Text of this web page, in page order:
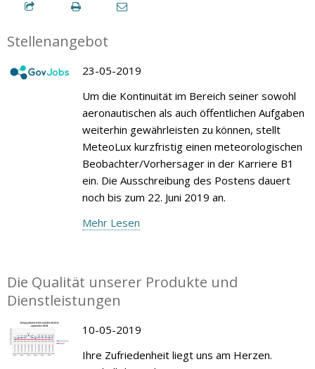
Stellenangebot
23-05-2019
Um die Kontinuität im Bereich seiner sowohl
aeronautischen als auch öffentlichen Aufgaben
weiterhin gewährleisten zu können, stellt
MeteoLux kurzfristig einen meteorologischen
Beobachter/Vorhersager in der Karriere B1
ein. Die Ausschreibung des Postens dauert
noch bis zum 22. Juni 2019 an.
Mehr Lesen
Die Qualität unserer Produkte und
Dienstleistungen
10-05-2019
Ihre Zufriedenheit liegt uns am Herzen.